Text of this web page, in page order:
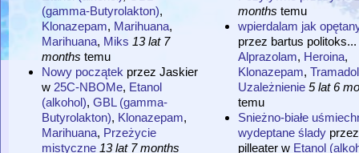
(gamma-Butyrolakton),
Klonazepam, Marihuana,
Marihuana, Miks 13 lat 7
months temu
Nowy początek przez Jaskier
w 25C-NBOMe, Etanol
(alkohol), GBL (gamma-
Butyrolakton), Klonazepam,
Marihuana, Przeżycie
mistyczne 13 lat 7 months
months temu
wpierdalam jak
przez bartus politoks...
Alprazolam, Heroina,
Klonazepam, Tramadol
Uzależnienie 5 lat 6
temu
Snieżno-białe
wydeptane ślady przez
pilleater w Etanol